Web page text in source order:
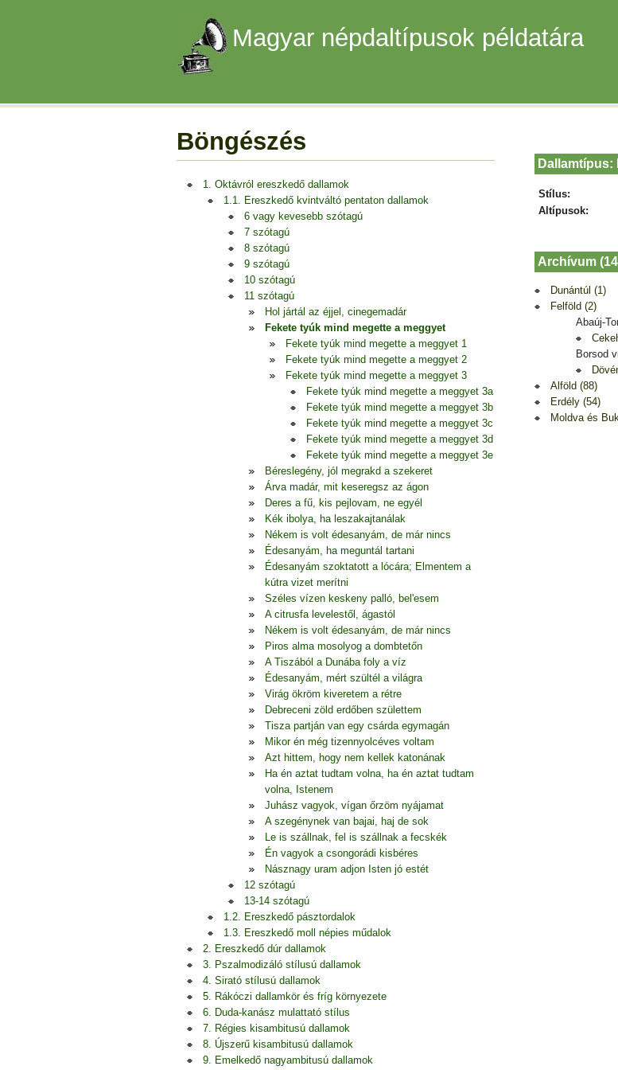
Magyar népdaltípusok példatára
Böngészés
1. Oktávról ereszkedő dallamok
1.1. Ereszkedő kvintváltó pentaton dallamok
6 vagy kevesebb szótagú
7 szótagú
8 szótagú
9 szótagú
10 szótagú
11 szótagú
Hol jártál az éjjel, cinegemadár
Fekete tyúk mind megette a meggyet
Fekete tyúk mind megette a meggyet 1
Fekete tyúk mind megette a meggyet 2
Fekete tyúk mind megette a meggyet 3
Fekete tyúk mind megette a meggyet 3a
Fekete tyúk mind megette a meggyet 3b
Fekete tyúk mind megette a meggyet 3c
Fekete tyúk mind megette a meggyet 3d
Fekete tyúk mind megette a meggyet 3e
Béreslegény, jól megrakd a szekeret
Árva madár, mit keseregsz az ágon
Deres a fű, kis pejlovam, ne egyél
Kék ibolya, ha leszakajtanálak
Nékem is volt édesanyám, de már nincs
Édesanyám, ha meguntál tartani
Édesanyám szoktatott a lócára; Elmentem a
kútra vizet merítni
Széles vízen keskeny palló, bel'esem
A citrusfa levelestől, ágastól
Nékem is volt édesanyám, de már nincs
Piros alma mosolyog a dombtetőn
A Tiszából a Dunába foly a víz
Édesanyám, mért szültél a világra
Virág ökröm kiveretem a rétre
Debreceni zöld erdőben születtem
Tisza partján van egy csárda egymagán
Mikor én még tizennyolcéves voltam
Azt hittem, hogy nem kellek katonának
Ha én aztat tudtam volna, ha én aztat tudtam
volna, Istenem
Juhász vagyok, vígan őrzöm nyájamat
A szegénynek van bajai, haj de sok
Le is szállnak, fel is szállnak a fecskék
Én vagyok a csongorádi kisbéres
Násznagy uram adjon Isten jó estét
12 szótagú
13-14 szótagú
1.2. Ereszkedő pásztordalok
1.3. Ereszkedő moll népies műdalok
2. Ereszkedő dúr dallamok
3. Pszalmodizáló stílusú dallamok
4. Sirató stílusú dallamok
5. Rákóczi dallamkör és fríg környezete
6. Duda-kanász mulattató stílus
7. Régies kisambitusú dallamok
8. Újszerű kisambitusú dallamok
9. Emelkedő nagyambitusú dallamok
Dallamtípus:
Stílus:
Altípusok:
Archívum
Dunántúl (1)
Felföld (2)
Abaúj-
Borsod
Alföld (88)
Erdély (54)
Moldva és